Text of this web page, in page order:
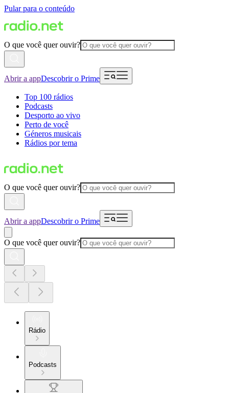
Pular para o conteúdo
O que você quer ouvir?
Abrir a appDescobrir o Prime
Top 100 rádios
Podcasts
Desporto ao vivo
Perto de você
Géneros musicais
Rádios por tema
O que você quer ouvir?
Abrir a appDescobrir o Prime
O que você quer ouvir?
Rádio
Podcasts